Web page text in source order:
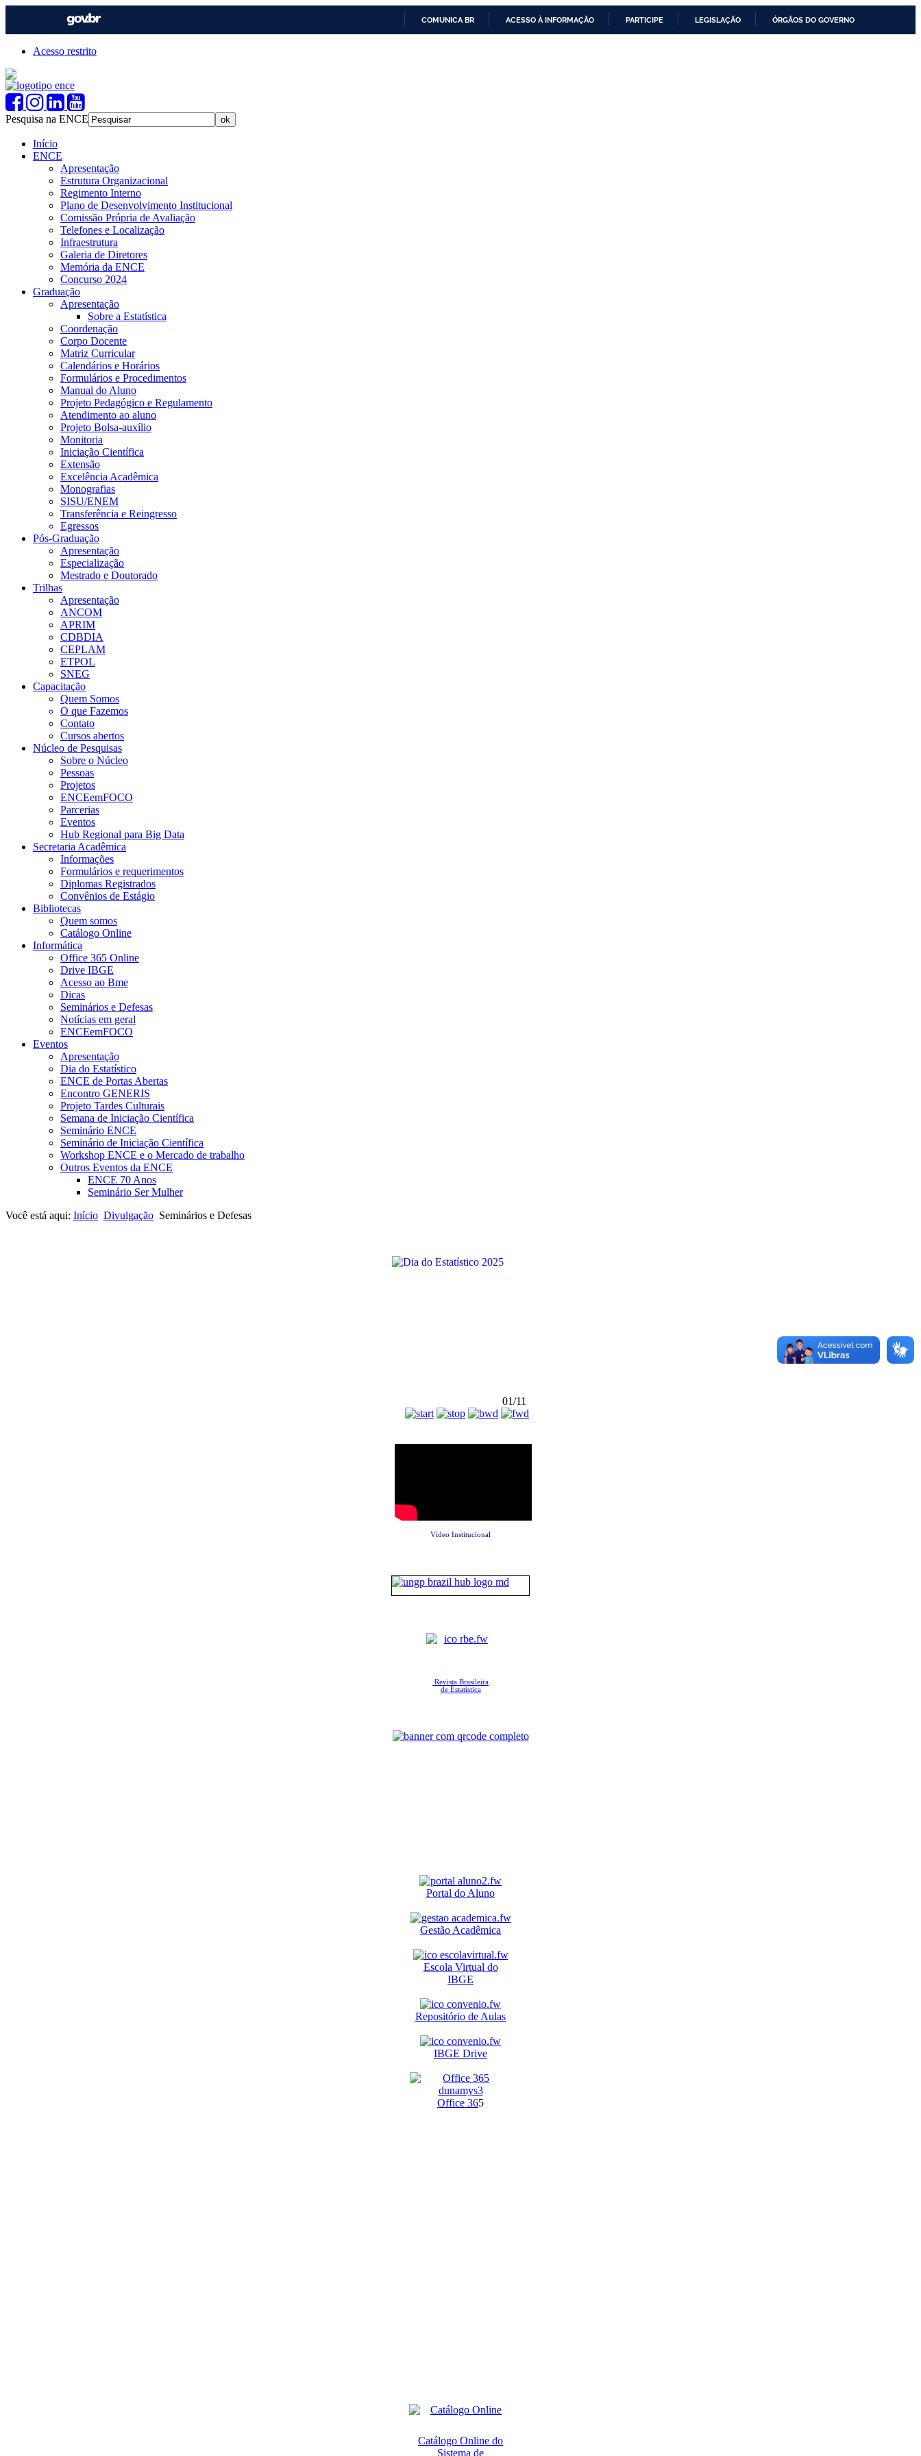
COMUNICA BR ACESSO À INFORMAÇÃO PARTICIPE LEGISLAÇÃO ÓRGÃOS DO GOVERNO
Acesso restrito
Pesquisa na ENCE
Início
ENCE
Apresentação
Estrutura Organizacional
Regimento Interno
Plano de Desenvolvimento Institucional
Comissão Própria de Avaliação
Telefones e Localização
Infraestrutura
Galeria de Diretores
Memória da ENCE
Concurso 2024
Graduação
Apresentação
Sobre a Estatística
Coordenação
Corpo Docente
Matriz Curricular
Calendários e Horários
Formulários e Procedimentos
Manual do Aluno
Projeto Pedagógico e Regulamento
Atendimento ao aluno
Projeto Bolsa-auxílio
Monitoria
Iniciação Científica
Extensão
Excelência Acadêmica
Monografias
SISU/ENEM
Transferência e Reingresso
Egressos
Pós-Graduação
Apresentação
Especialização
Mestrado e Doutorado
Trilhas
Apresentação
ANCOM
APRIM
CDBDIA
CEPLAM
ETPOL
SNEG
Capacitação
Quem Somos
O que Fazemos
Contato
Cursos abertos
Núcleo de Pesquisas
Sobre o Núcleo
Pessoas
Projetos
ENCEemFOCO
Parcerias
Eventos
Hub Regional para Big Data
Secretaria Acadêmica
Informações
Formulários e requerimentos
Diplomas Registrados
Convênios de Estágio
Bibliotecas
Quem somos
Catálogo Online
Informática
Office 365 Online
Drive IBGE
Acesso ao Bme
Dicas
Seminários e Defesas
Notícias em geral
ENCEemFOCO
Eventos
Apresentação
Dia do Estatístico
ENCE de Portas Abertas
Encontro GENERIS
Projeto Tardes Culturais
Semana de Iniciação Científica
Seminário ENCE
Seminário de Iniciação Científica
Workshop ENCE e o Mercado de trabalho
Outros Eventos da ENCE
ENCE 70 Anos
Seminário Ser Mulher
Você está aqui: Início Divulgação Seminários e Defesas
01/11
Vídeo Institucional
Revista Brasileira
de Estatística
Portal do Aluno
Gestão Acadêmica
Escola Virtual do
IBGE
Repositório de Aulas
IBGE Drive
Office 365
Catálogo Online do
Sistema de